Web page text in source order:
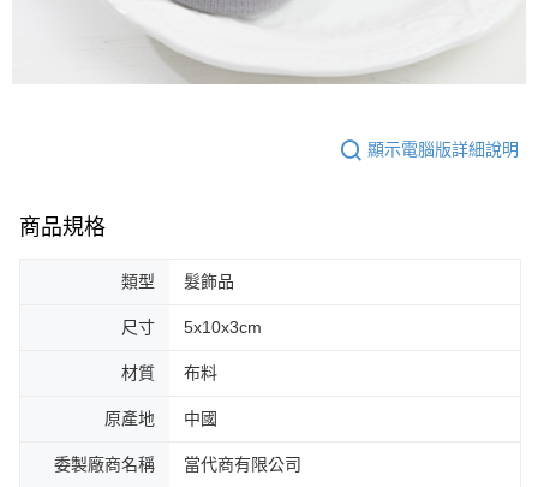
顯示電腦版詳細說明
商品規格
類型 髮飾品
尺寸 5x10x3cm
材質 布料
原產地 中國
委製廠商名稱 當代商有限公司